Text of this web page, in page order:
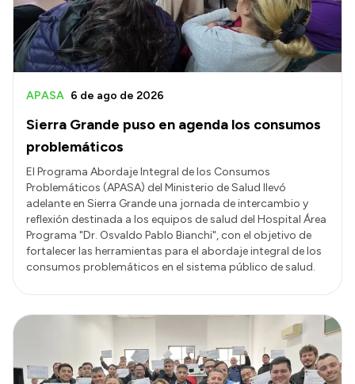
Accesos directos
SIU GUARANÍ
TECNICATURAS
CAPACITACIONES
Sierra Grande puso en agenda los consumos
problemáticos
APASA 6 de ago de 2026
El Programa Abordaje Integral de los Consumos
Problemáticos (APASA) del Ministerio de Salud llevó
adelante en Sierra Grande una jornada de intercambio y
reflexión destinada a los equipos de salud del Hospital Área
Programa "Dr. Osvaldo Pablo Bianchi", con el objetivo de
fortalecer las herramientas para el abordaje integral de los
consumos problemáticos en el sistema público de salud.